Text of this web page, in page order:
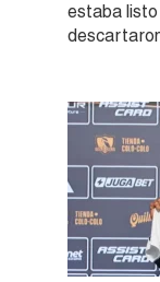
estaba listo